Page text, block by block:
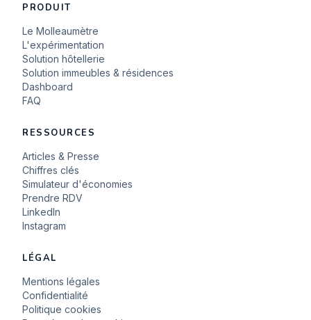
PRODUIT
Le Molleaumètre
L'expérimentation
Solution hôtellerie
Solution immeubles & résidences
Dashboard
FAQ
RESSOURCES
Articles & Presse
Chiffres clés
Simulateur d'économies
Prendre RDV
LinkedIn
Instagram
LÉGAL
Mentions légales
Confidentialité
Politique cookies